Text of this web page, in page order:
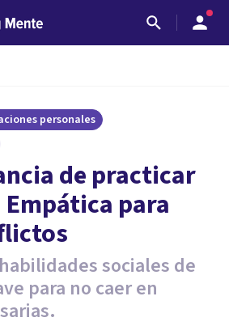
personales
de practicar
Empática para
sociales de
para no caer en